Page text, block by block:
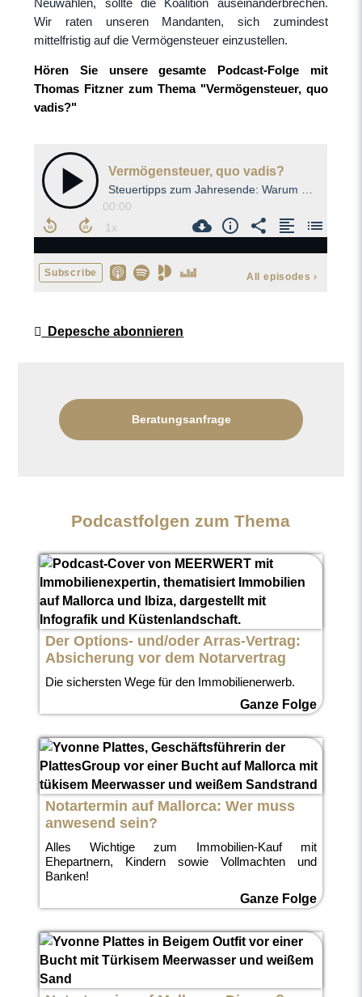
Neuwahlen, sollte die Koalition auseinanderbrechen.
Wir raten unseren Mandanten, sich zumindest
mittelfristig auf die Vermögensteuer einzustellen.
Hören Sie unsere gesamte Podcast-Folge mit
Thomas Fitzner zum Thema "Vermögensteuer, quo
vadis?"
Depesche abonnieren
Beratungsanfrage
Podcastfolgen zum Thema
Der Options- und/oder Arras-Vertrag:
Absicherung vor dem Notarvertrag
Die sichersten Wege für den Immobilienerwerb.
Ganze Folge
Notartermin auf Mallorca: Wer muss
anwesend sein?
Alles Wichtige zum Immobilien-Kauf mit
Ehepartnern, Kindern sowie Vollmachten und
Banken!
Ganze Folge